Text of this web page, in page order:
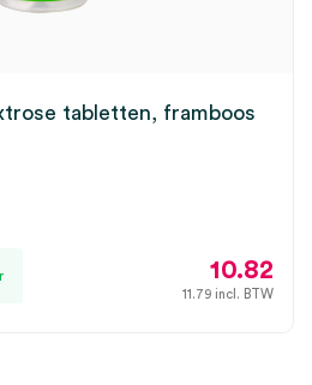
tabletten, framboos
10.82
11.79 incl. BTW